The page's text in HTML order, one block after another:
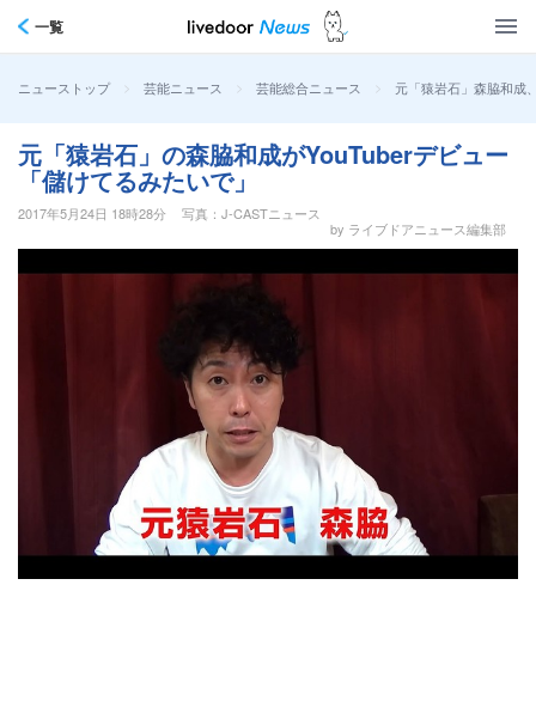
一覧
ニューストップ > 芸能ニュース > 芸能総合ニュース > 元「猿岩石」森脇和成
元「猿岩石」の森脇和成がYouTuberデビュー
「儲けてるみたいで」
2017年5月24日 18時28分
写真：J-CASTニュース
by ライブドアニュース編集部